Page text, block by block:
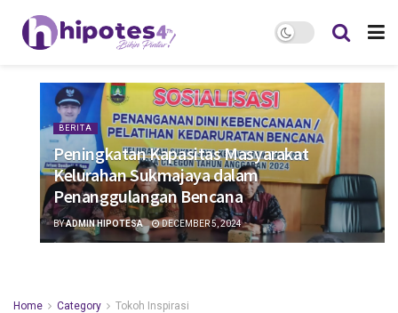
BERITA
Peningkatan Kapasitas Masyarakat
Kelurahan Sukmajaya dalam
Penanggulangan Bencana
BYADMIN HIPOTESA DECEMBER 5, 2024
Home Category Tokoh Inspirasi